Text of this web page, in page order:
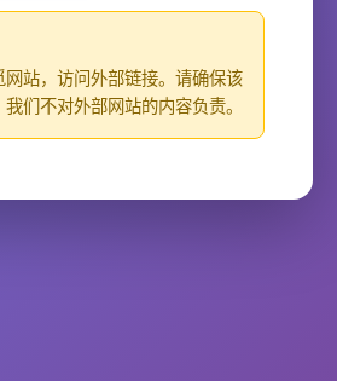
网站，访问外部链接。请确保该
们不对外部网站的内容负责。